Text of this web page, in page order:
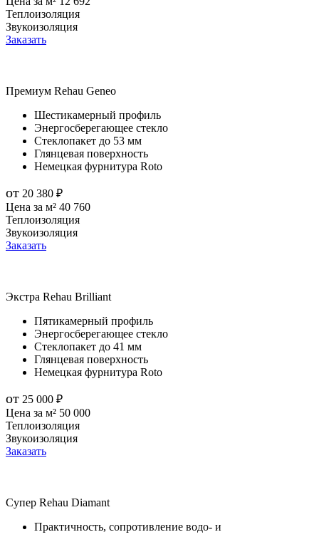
Теплоизоляция
Звукоизоляция
Заказать
Премиум Rehau Geneo
Шестикамерный профиль
Энергосберегающее стекло
Стеклопакет до 53 мм
Глянцевая поверхность
Немецкая фурнитура Roto
от 20 380 ₽
Цена за м² 40 760
Теплоизоляция
Звукоизоляция
Заказать
Экстра Rehau Brilliant
Пятикамерный профиль
Энергосберегающее стекло
Стеклопакет до 41 мм
Глянцевая поверхность
Немецкая фурнитура Roto
от 25 000 ₽
Цена за м² 50 000
Теплоизоляция
Звукоизоляция
Заказать
Супер Rehau Diamant
Практичность, сопротивление водо- и